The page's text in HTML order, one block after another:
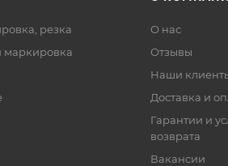
резка
О нас
Отзывы
Наши
Доставка и
Гарантии и
возврата
Вакансии